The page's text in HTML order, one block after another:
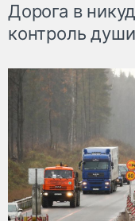
Дорога в
контроль